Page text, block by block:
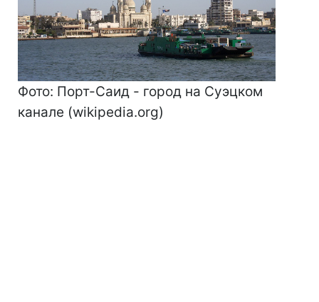
Фото: Порт-Саид - город на Суэцком
канале (wikipedia.org)